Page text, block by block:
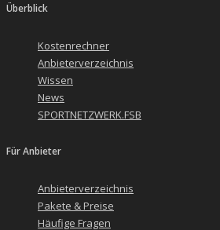
Überblick
Kostenrechner
Anbieterverzeichnis
Wissen
News
SPORTNETZWERK.FSB
Für Anbieter
Anbieterverzeichnis
Pakete & Preise
Häufige Fragen